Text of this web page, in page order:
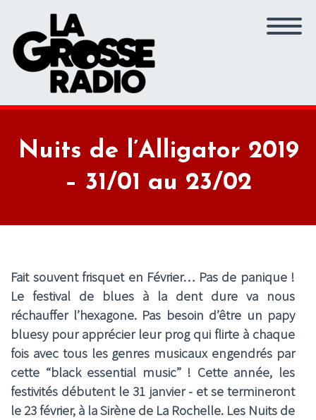
Nuits de l’Alligator 2019
– 31/01 au 23/02
Fait souvent frisquet en Février… Pas de panique !
Le festival de blues à la dent dure va nous
réchauffer l’hexagone. Pas besoin d’être un papy
bluesy pour apprécier leur prog qui flirte à chaque
fois avec tous les genres musicaux engendrés par
cette “black essential music” ! Cette année, les
festivités débutent le 31 janvier - et se termineront
le 23 février, à la Sirène de La Rochelle. Les Nuits de